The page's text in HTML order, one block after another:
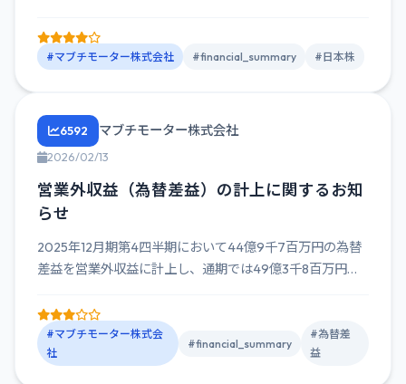
#マブチモーター株式会社 #financial_summary #日本株
6592 マブチモーター株式会社
2026/02/13
営業外収益（為替差益）の計上に関するお知
らせ
2025年12月期第4四半期において44億9千7百万円の為替
差益を営業外収益に計上し、通期では49億3千8百万円の
#マブチモーター株式会
社
#financial_summary
#為替差
益